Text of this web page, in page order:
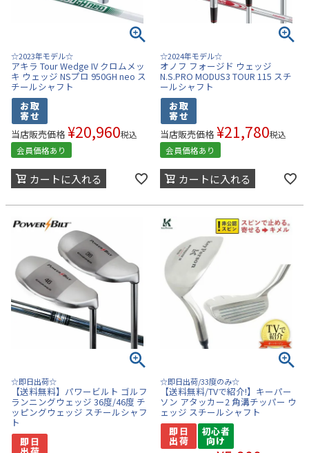
☆2023年モデル☆
アキラ Tour Wedge IV クロムメッ
キ ウェッジ NSプロ 950GH neo ス
チールシャフト
当店販売価格 ¥20,960税込
会員価格あり
カートに入れる
☆2024年モデル☆
オノフ フォージド ウェッジ
N.S.PRO MODUS3 TOUR 115 スチ
ールシャフト
当店販売価格 ¥21,780税込
会員価格あり
カートに入れる
☆即日出荷☆
【送料無料】パワービルト ゴルフ
ランニングウェッジ 36度/46度 チ
ッピングウェッジ スチールシャフ
ト
☆即日出荷/33度のみ☆
【送料無料/TVで紹介!】キーパー
ソン アタッカー2 角溝チッパー ウ
ェッジ スチールシャフト